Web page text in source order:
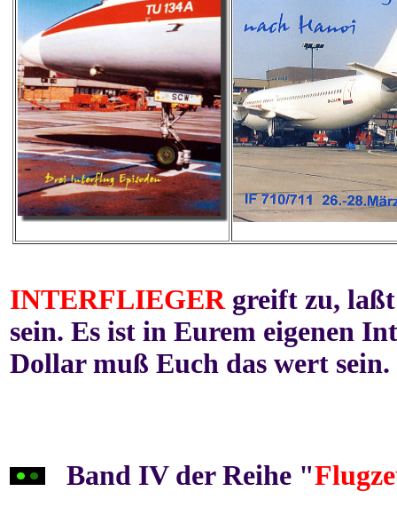
INTERFLIEGERgreift zu, laßt
sein. Es ist in Eurem eigenen
Dollar muß Euch das wert sein.
Band IVder Reihe "